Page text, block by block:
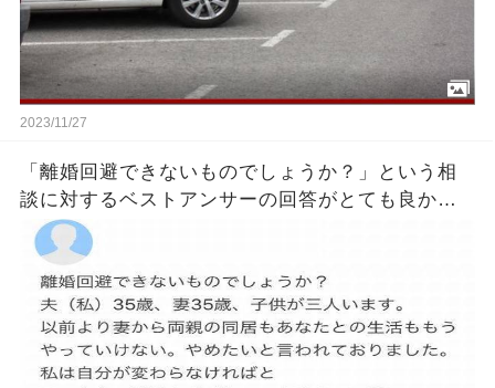
2023/11/27
「離婚回避できないものでしょうか？」という相
談に対するベストアンサーの回答がとても良かっ
たｗｗ